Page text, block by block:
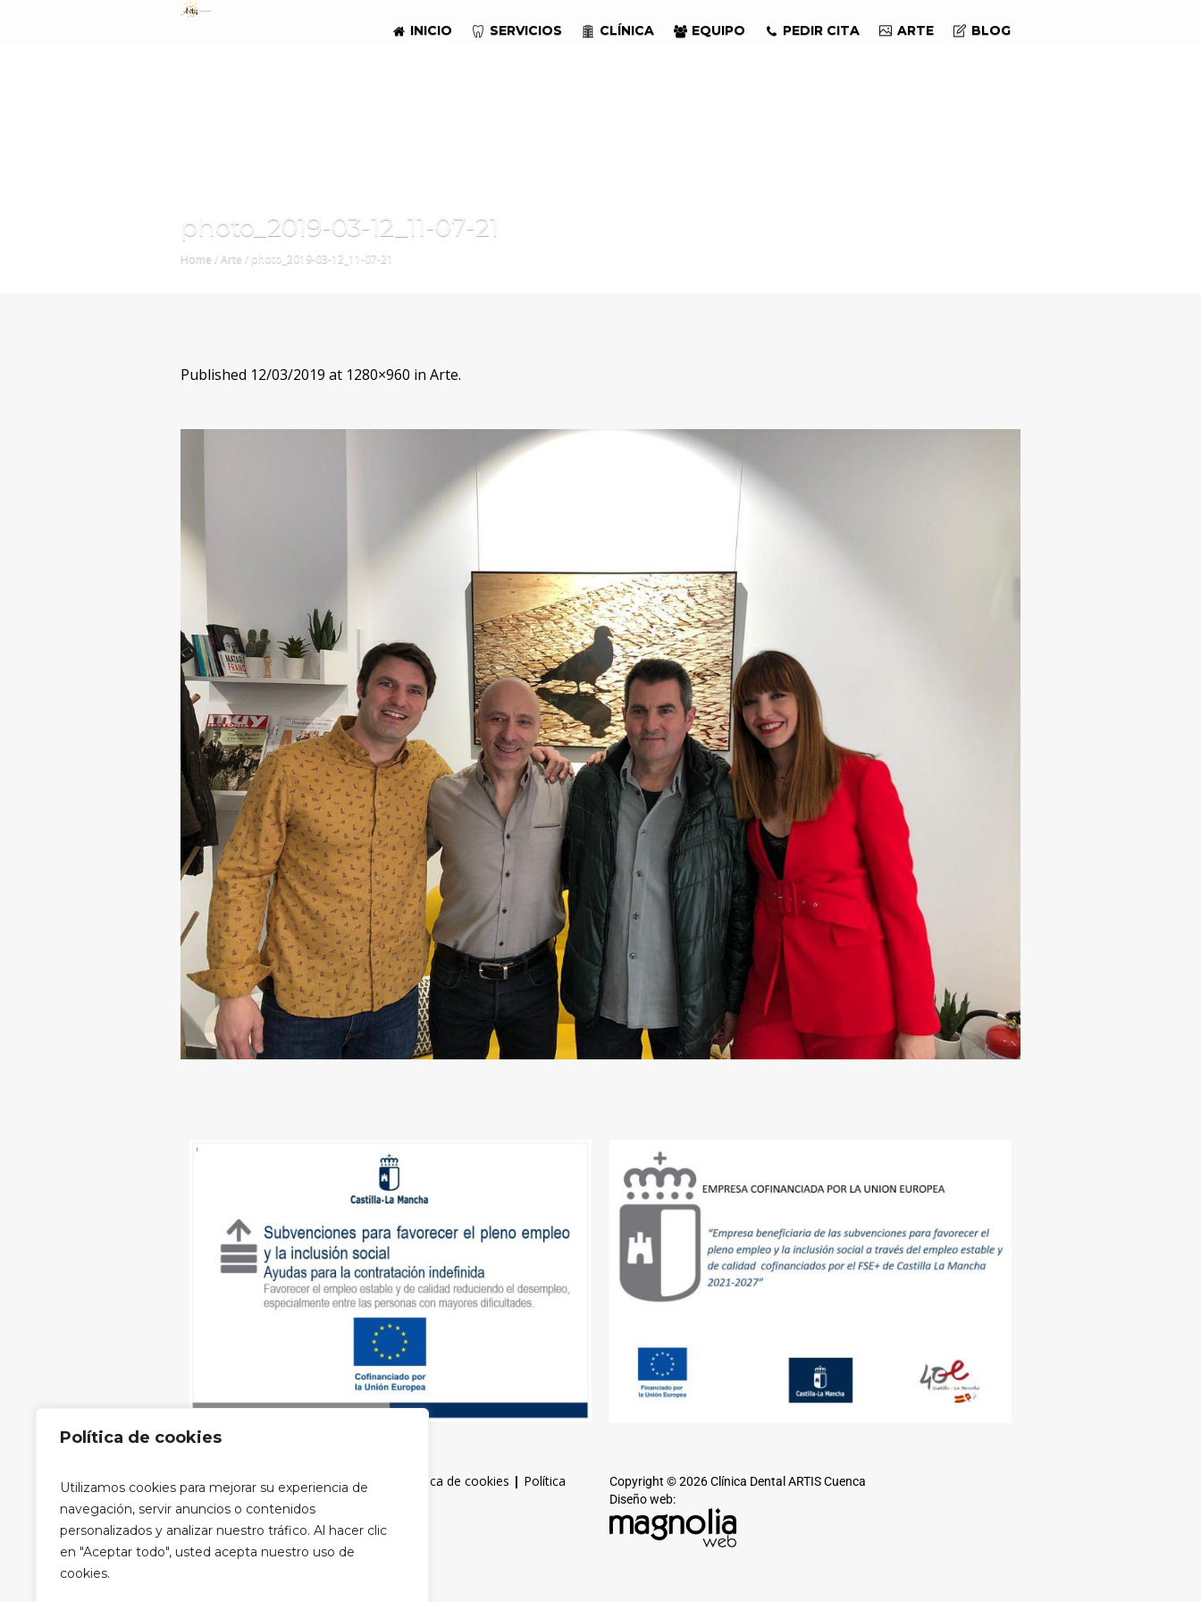
Política de cookies
Utilizamos cookies para mejorar su experiencia de
navegación, servir anuncios o contenidos
personalizados y analizar nuestro tráfico. Al hacer clic
en "Aceptar todo", usted acepta nuestro uso de
cookies.
INICIO SERVICIOS CLÍNICA EQUIPO PEDIR CITA ARTE BLOG
photo_2019-03-12_11-07-21
Home / Arte / photo_2019-03-12_11-07-21
Published 12/03/2019 at 1280×960 in Arte.
Aviso legal Política de privacidad Política de cookies | Política
privacidad RRSS
Copyright © 2026 Clínica Dental ARTIS Cuenca
Diseño web: